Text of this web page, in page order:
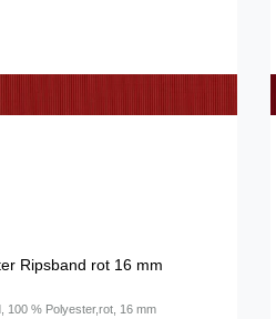
Ripsband rot 16 mm
100 % Polyester,rot, 16 mm